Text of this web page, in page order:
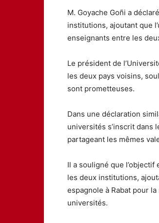
M. Goyache Goñi a
institutions, ajoutant que
enseignants entre les
Le président de
les deux pays voisins,
sont prometteuses.
Dans une déclaration
universités s’inscrit dans
partageant les mêmes
Il a souligné que
les deux institutions,
espagnole à Rabat pour
universités.